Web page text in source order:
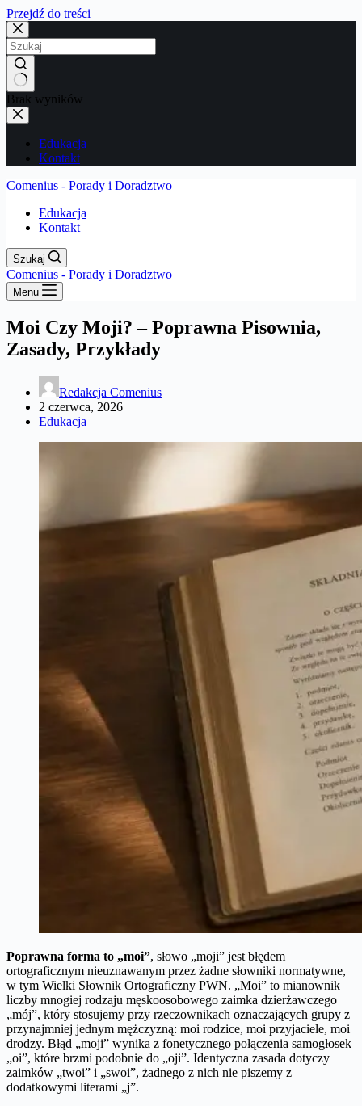
Przejdź do treści
Brak wyników
Edukacja
Kontakt
Comenius - Porady i Doradztwo
Edukacja
Kontakt
Szukaj
Comenius - Porady i Doradztwo
Menu
Moi Czy Moji? – Poprawna Pisownia,
Zasady, Przykłady
Redakcja Comenius
2 czerwca, 2026
Edukacja
Poprawna forma to „moi”, słowo „moji” jest błędem
ortograficznym nieuznawanym przez żadne słowniki normatywne,
w tym Wielki Słownik Ortograficzny PWN. „Moi” to mianownik
liczby mnogiej rodzaju męskoosobowego zaimka dzierżawczego
„mój”, który stosujemy przy rzeczownikach oznaczających grupy z
przynajmniej jednym mężczyzną: moi rodzice, moi przyjaciele, moi
drodzy. Błąd „moji” wynika z fonetycznego połączenia samogłosek
„oi”, które brzmi podobnie do „oji”. Identyczna zasada dotyczy
zaimków „twoi” i „swoi”, żadnego z nich nie piszemy z
dodatkowymi literami „j”.